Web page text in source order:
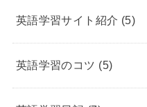
英語学習サイト紹介 (5)
英語学習のコツ (5)